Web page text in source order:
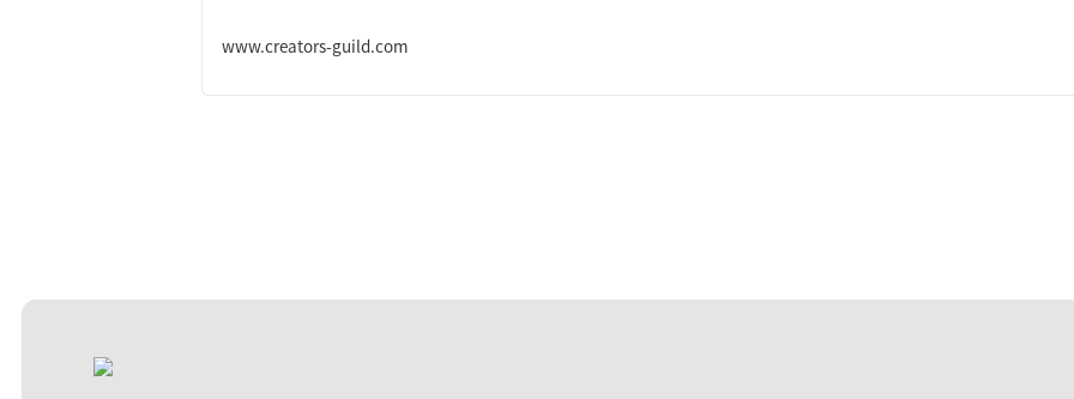
www.creators-guild.com